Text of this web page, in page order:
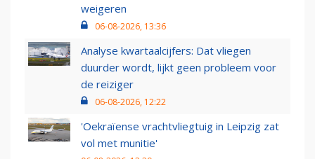
weigeren
06-08-2026, 13:36
Analyse kwartaalcijfers: Dat vliegen
duurder wordt, lijkt geen probleem voor
de reiziger
06-08-2026, 12:22
'Oekraïense vrachtvliegtuig in Leipzig zat
vol met munitie'